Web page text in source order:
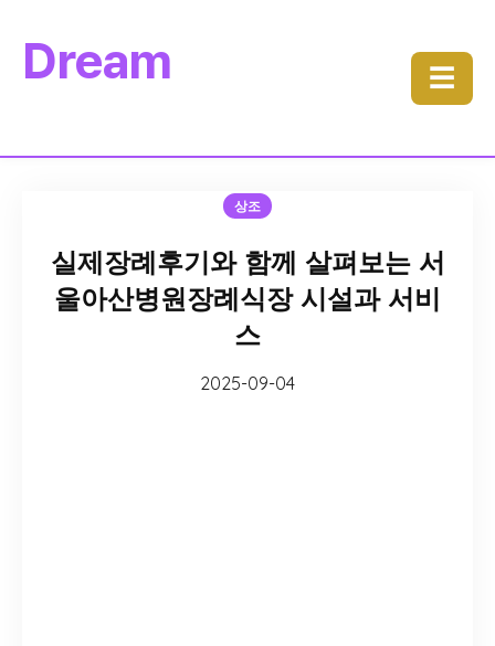
Dream ☰
상조
실제장례후기와 함께 살펴보는 서
울아산병원장례식장 시설과 서비
스
2025-09-04